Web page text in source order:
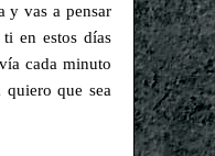
y vas a pensar
en estos días
cada minuto
que sea